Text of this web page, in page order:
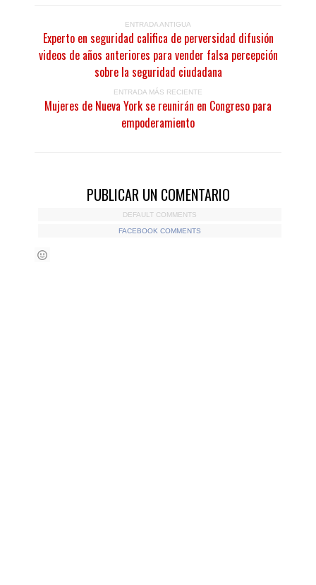
ENTRADA ANTIGUA
Experto en seguridad califica de perversidad difusión
videos de años anteriores para vender falsa percepción
sobre la seguridad ciudadana
ENTRADA MÁS RECIENTE
Mujeres de Nueva York se reunirán en Congreso para
empoderamiento
PUBLICAR UN COMENTARIO
DEFAULT COMMENTS
FACEBOOK COMMENTS